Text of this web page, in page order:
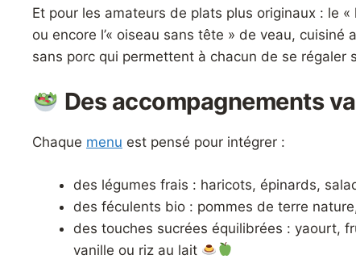
Et pour les amateurs de plats plus originaux : le
ou encore l’« oiseau sans tête » de veau,
sans porc qui permettent à chacun de se régaler
Des accompagnements
Chaque menu est pensé pour intégrer :
des légumes frais : haricots, épinards,
des féculents bio : pommes de terre
des touches sucrées équilibrées : yaourt,
vanille ou riz au lait